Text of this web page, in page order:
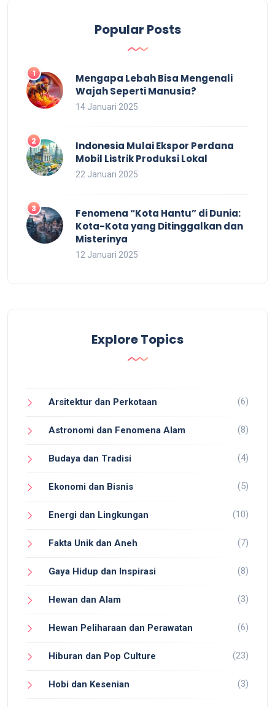
Popular Posts
Mengapa Lebah Bisa Mengenali
Wajah Seperti Manusia?
14 Januari 2025
Indonesia Mulai Ekspor Perdana
Mobil Listrik Produksi Lokal
22 Januari 2025
Fenomena “Kota Hantu” di Dunia:
Kota-Kota yang Ditinggalkan dan
Misterinya
12 Januari 2025
Explore Topics
Arsitektur dan Perkotaan (6)
Astronomi dan Fenomena Alam (8)
Budaya dan Tradisi (4)
Ekonomi dan Bisnis (5)
Energi dan Lingkungan (10)
Fakta Unik dan Aneh (7)
Gaya Hidup dan Inspirasi (8)
Hewan dan Alam (3)
Hewan Peliharaan dan Perawatan (6)
Hiburan dan Pop Culture (23)
Hobi dan Kesenian (3)